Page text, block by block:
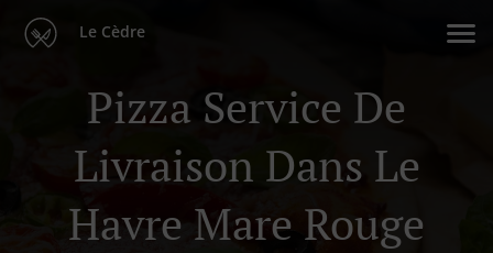
Le Cèdre
Pizza Service De
Livraison Dans Le
Havre Mare Rouge